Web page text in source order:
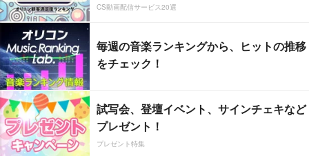
CS動画配信サービス20選
毎週の音楽ランキングから、ヒットの推移
をチェック！
試写会、登壇イベント、サインチェキなど
プレゼント！
プレゼント特集